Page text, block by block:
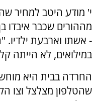
י' מודע היטב למחיר
מההורים שכבר איבדו
- אשתו וארבעת
במילואים, לא הייתה
החרדה בבית היא
שהטלפון מצלצל וצו